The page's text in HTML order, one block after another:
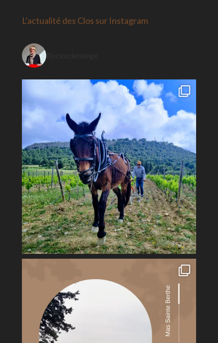
L’actualité des Clos sur Instagram
floclosdemiege